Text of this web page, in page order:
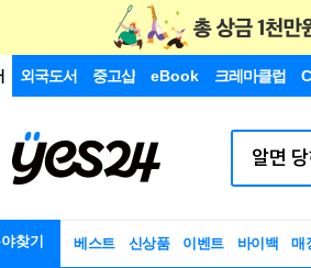
외국도서 중고샵 eBook 크레마클럽
찾기 베스트 신상품 이벤트 바이백 매